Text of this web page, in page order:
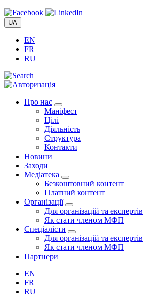
UA
EN
FR
RU
Про нас
Маніфест
Цілі
Діяльність
Структура
Контакти
Новини
Заходи
Медіатека
Безкоштовний контент
Платний контент
Організації
Для організацій та експертів
Як стати членом МФП
Спеціалісти
Для організацій та експертів
Як стати членом МФП
Партнери
EN
FR
RU